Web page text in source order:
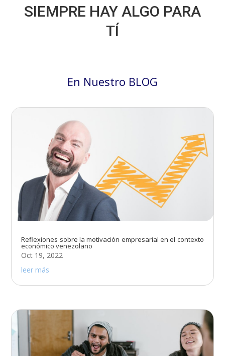
SIEMPRE HAY ALGO PARA
TÍ
En Nuestro BLOG
Reflexiones sobre la motivación empresarial en el contexto
económico venezolano
Oct 19, 2022
leer más